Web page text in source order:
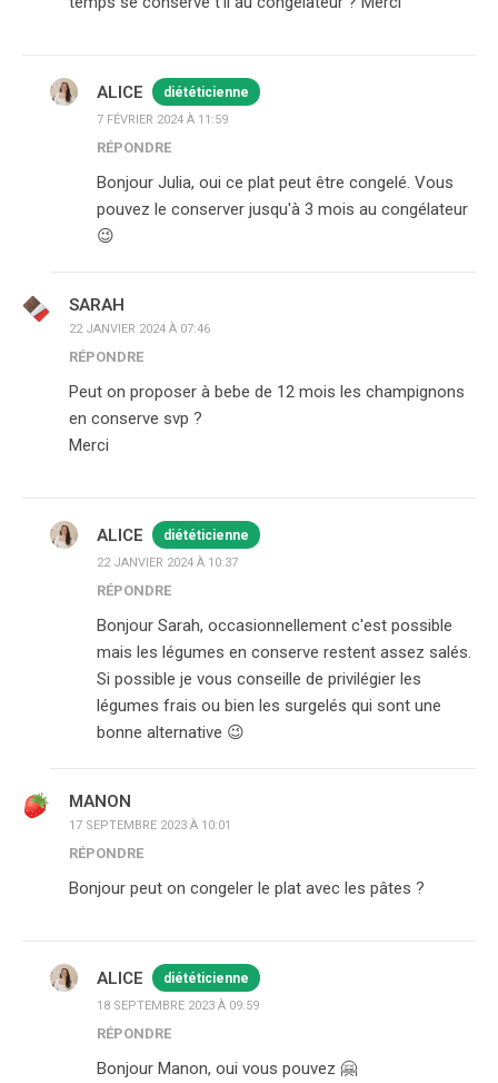
ALICE diététicienne
7 FÉVRIER 2024 À 11:59
RÉPONDRE
Bonjour Julia, oui ce plat peut être congelé. Vous
pouvez le conserver jusqu'à 3 mois au congélateur
😉
SARAH
22 JANVIER 2024 À 07:46
RÉPONDRE
Peut on proposer à bebe de 12 mois les champignons
en conserve svp ?
Merci
ALICE diététicienne
22 JANVIER 2024 À 10:37
RÉPONDRE
Bonjour Sarah, occasionnellement c'est possible
mais les légumes en conserve restent assez salés.
Si possible je vous conseille de privilégier les
légumes frais ou bien les surgelés qui sont une
bonne alternative 😉
MANON
17 SEPTEMBRE 2023 À 10:01
RÉPONDRE
Bonjour peut on congeler le plat avec les pâtes ?
ALICE diététicienne
18 SEPTEMBRE 2023 À 09:59
RÉPONDRE
Bonjour Manon, oui vous pouvez 🤗